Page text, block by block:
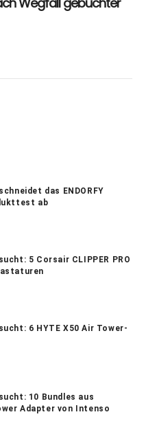
das ENDORFY
ab
5 Corsair CLIPPER PRO
6 HYTE X50 Air Tower-
10 Bundles aus
Adapter von Intenso